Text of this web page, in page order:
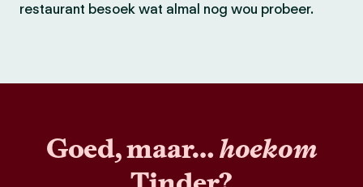
restaurant besoek wat almal nog wou probeer.
Goed, maar…hoekom